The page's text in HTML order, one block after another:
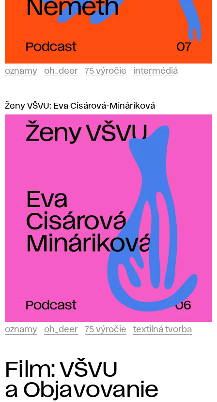
oznamy oh_deer 75 výročie intermédiá
Ženy VŠVU: Eva Cisárová-Mináriková
oznamy oh_deer 75 výročie textilná tvorba
Film: VŠVU
a Objavovanie